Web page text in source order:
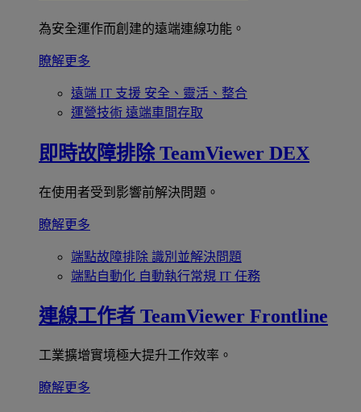
為安全運作而創建的遠端連線功能。
瞭解更多
遠端 IT 支援 安全、靈活、整合
運營技術 遠端車間存取
即時故障排除 TeamViewer DEX
在使用者受到影響前解決問題。
瞭解更多
端點故障排除 識別並解決問題
端點自動化 自動執行常規 IT 任務
連線工作者 TeamViewer Frontline
工業擴增實境極大提升工作效率。
瞭解更多